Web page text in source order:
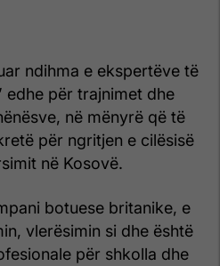
ndihma e ekspertëve të
edhe për trajnimet dhe
në mënyrë që të
për ngritjen e cilësisë
në Kosovë.
botuese britanike, e
vlerësimin si dhe është
për shkolla dhe